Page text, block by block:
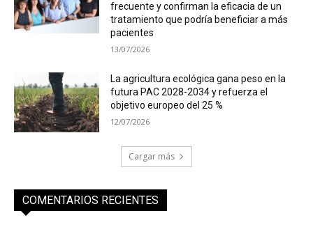
frecuente y confirman la eficacia de un
tratamiento que podría beneficiar a más
pacientes
13/07/2026
La agricultura ecológica gana peso en la
futura PAC 2028-2034 y refuerza el
objetivo europeo del 25 %
12/07/2026
Cargar más
COMENTARIOS RECIENTES